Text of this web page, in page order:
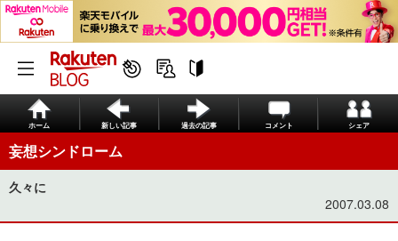
ホーム 新しい記事 過去の記事 コメント シェア
妄想シンドローム
久々に
2007.03.08